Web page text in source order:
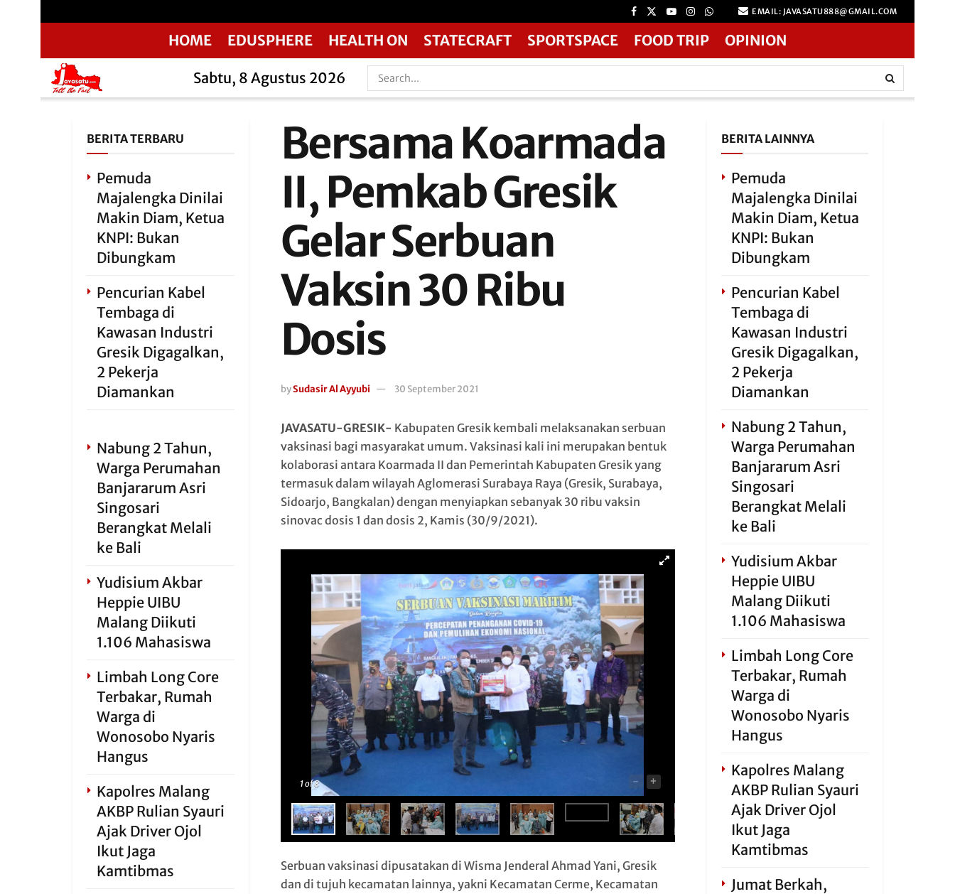
EMAIL: JAVASATU888@GMAIL.COM
HOME EDUSPHERE HEALTH ON STATECRAFT SPORTSPACE FOOD TRIP OPINION
Sabtu, 8 Agustus 2026
Bersama Koarmada
II, Pemkab Gresik
Gelar Serbuan
Vaksin 30 Ribu
Dosis
bySudasir Al Ayyubi 30 September 2021
JAVASATU-GRESIK- Kabupaten Gresik kembali melaksanakan serbuan
vaksinasi bagi masyarakat umum. Vaksinasi kali ini merupakan bentuk
kolaborasi antara Koarmada II dan Pemerintah Kabupaten Gresik yang
termasuk dalam wilayah Aglomerasi Surabaya Raya (Gresik, Surabaya,
Sidoarjo, Bangkalan) dengan menyiapkan sebanyak 30 ribu vaksin
sinovac dosis 1 dan dosis 2, Kamis (30/9/2021).
1of 8 - +
Serbuan vaksinasi dipusatakan di Wisma Jenderal Ahmad Yani, Gresik
dan di tujuh kecamatan lainnya, yakni Kecamatan Cerme, Kecamatan
BERITA TERBARU
Pemuda
Majalengka Dinilai
Makin Diam, Ketua
KNPI: Bukan
Dibungkam
Pencurian Kabel
Tembaga di
Kawasan Industri
Gresik Digagalkan,
2 Pekerja
Diamankan
Nabung 2 Tahun,
Warga Perumahan
Banjararum Asri
Singosari
Berangkat Melali
ke Bali
Yudisium Akbar
Heppie UIBU
Malang Diikuti
1.106 Mahasiswa
Limbah Long Core
Terbakar, Rumah
Warga di
Wonosobo Nyaris
Hangus
Kapolres Malang
AKBP Rulian Syauri
Ajak Driver Ojol
Ikut Jaga
Kamtibmas
BERITA LAINNYA
Pemuda
Majalengka Dinilai
Makin Diam, Ketua
KNPI: Bukan
Dibungkam
Pencurian Kabel
Tembaga di
Kawasan Industri
Gresik Digagalkan,
2 Pekerja
Diamankan
Nabung 2 Tahun,
Warga Perumahan
Banjararum Asri
Singosari
Berangkat Melali
ke Bali
Yudisium Akbar
Heppie UIBU
Malang Diikuti
1.106 Mahasiswa
Limbah Long Core
Terbakar, Rumah
Warga di
Wonosobo Nyaris
Hangus
Kapolres Malang
AKBP Rulian Syauri
Ajak Driver Ojol
Ikut Jaga
Kamtibmas
Jumat Berkah,